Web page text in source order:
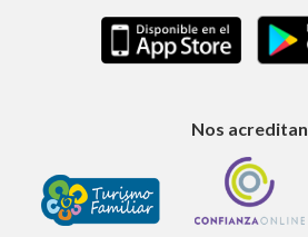
Nos acreditan